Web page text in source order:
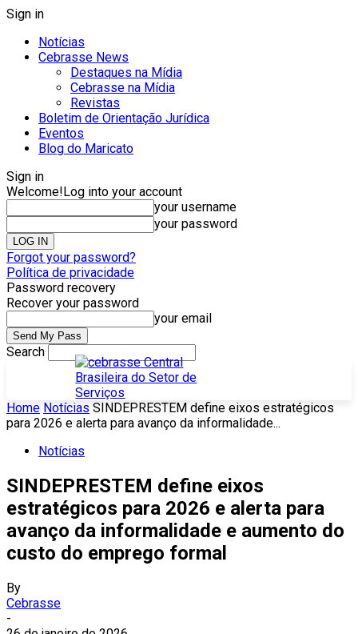
Sign in
Notícias
Cebrasse News
Destaques na Mídia
Cebrasse na Mídia
Revistas
Boletim de Orientação Jurídica
Eventos
Blog do Maricato
Sign in
Welcome!Log into your account
your username
your password
Forgot your password?
Política de privacidade
Password recovery
Recover your password
your email
Search
Home Notícias SINDEPRESTEM define eixos estratégicos
para 2026 e alerta para avanço da informalidade...
Notícias
SINDEPRESTEM define eixos
estratégicos para 2026 e alerta para
avanço da informalidade e aumento do
custo do emprego formal
By
Cebrasse
-